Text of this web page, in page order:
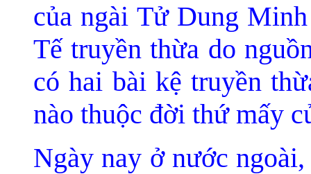
của ngài Tử Dung
Tế truyền thừa do
có hai bài kệ truyền
nào thuộc đời thứ mấy
Ngày nay ở nước